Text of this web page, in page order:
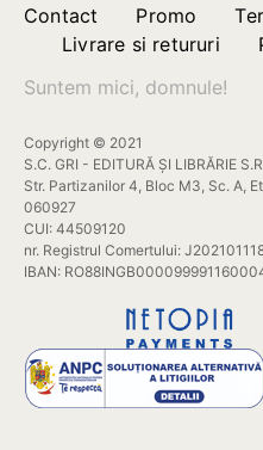
Contact Promo
Livrare si retururi
Suntem mici, domnule!
Copyright © 2021
S.C. GRI - EDITURĂ ȘI LIBRĂRIE
Str. Partizanilor 4, Bloc M3, Sc. A,
060927
CUI: 44509120
nr. Registrul Comertului:
IBAN: